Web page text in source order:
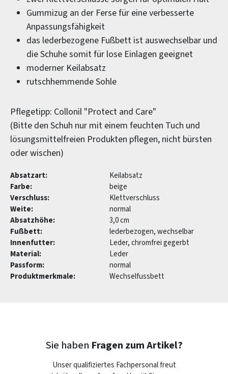
Gummizug an der Ferse für eine verbesserte
Anpassungsfähigkeit
das lederbezogene Fußbett ist auswechselbar und
die Schuhe somit für lose Einlagen geeignet
moderner Keilabsatz
rutschhemmende Sohle
Pflegetipp: Collonil "Protect and Care"
(Bitte den Schuh nur mit einem feuchten Tuch und
lösungsmittelfreien Produkten pflegen, nicht bürsten
oder wischen)
Absatzart:
Keilabsatz
Farbe:
beige
Verschluss:
Klettverschluss
Weite:
normal
Absatzhöhe:
3,0 cm
Fußbett:
lederbezogen, wechselbar
Innenfutter:
Leder, chromfrei gegerbt
Material:
Leder
Passform:
normal
Produktmerkmale:
Wechselfussbett
Sie haben Fragen zum Artikel?
Unser qualifiziertes Fachpersonal freut